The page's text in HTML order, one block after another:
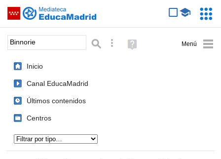
Saltar navegación
Palabra o frase: Búsqueda avanzada
Ayuda
(en
Inicio
Canal EducaMadrid
Últimos contenidos
Centros